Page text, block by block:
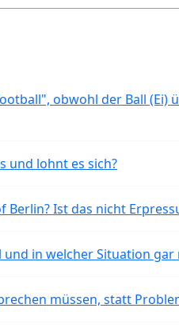
obwohl der Ball (Ei)
und lohnt es sich?
Berlin? Ist das nicht
und in welcher Situation gar
müssen, statt